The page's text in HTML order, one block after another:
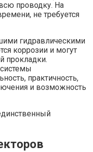
проводку. На
не требуется
гидравлическими
коррозии и могут
прокладки.
практичность,
и возможность